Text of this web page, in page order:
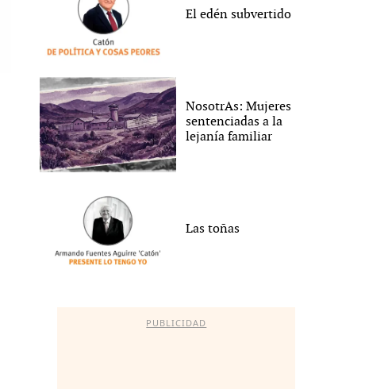
El edén subvertido
NosotrAs: Mujeres
sentenciadas a la
lejanía familiar
Las toñas
PUBLICIDAD